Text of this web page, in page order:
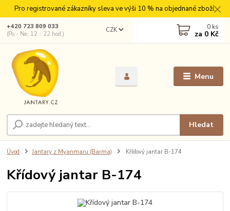
Pro registrované zákazníky sleva ve výši 10 % na objednané zboží.
Menu
CZK
Hledat
+420 723 809 033
(Po - Ne, 12 - 22 hod.)
0 ks
za 0 Kč
Úvod Jantary z Myanmaru (Barma) Křídový jantar B-174
Křídový jantar B-174